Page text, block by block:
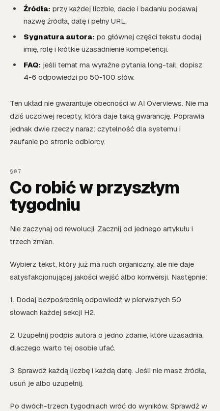
Źródła: przy każdej liczbie, dacie i badaniu podawaj
nazwę źródła, datę i pełny URL.
Sygnatura autora: po głównej części tekstu dodaj
imię, rolę i krótkie uzasadnienie kompetencji.
FAQ: jeśli temat ma wyraźne pytania long-tail, dopisz
4-6 odpowiedzi po 50-100 słów.
Ten układ nie gwarantuje obecności w AI Overviews. Nie ma
dziś uczciwej recepty, która daje taką gwarancję. Poprawia
jednak dwie rzeczy naraz: czytelność dla systemu i
zaufanie po stronie odbiorcy.
Co robić w przyszłym
tygodniu
Nie zaczynaj od rewolucji. Zacznij od jednego artykułu i
trzech zmian.
Wybierz tekst, który już ma ruch organiczny, ale nie daje
satysfakcjonującej jakości wejść albo konwersji. Następnie:
1. Dodaj bezpośrednią odpowiedź w pierwszych 50
słowach każdej sekcji H2.
2. Uzupełnij podpis autora o jedno zdanie, które uzasadnia,
dlaczego warto tej osobie ufać.
3. Sprawdź każdą liczbę i każdą datę. Jeśli nie masz źródła,
usuń je albo uzupełnij.
Po dwóch-trzech tygodniach wróć do wyników. Sprawdź w